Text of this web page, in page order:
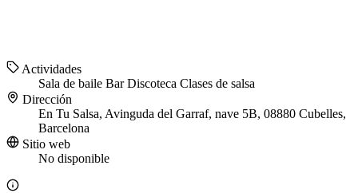
Actividades
Sala de baile BarDiscoteca Clases de salsa
Dirección
En Tu Salsa, Avinguda del Garraf, nave 5B, 08880 Cubelles,
Barcelona
Sitio web
No disponible